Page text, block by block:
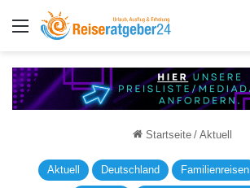
Menü
Startseite / Aktuell
Aktuell Deutschland Familienreisen